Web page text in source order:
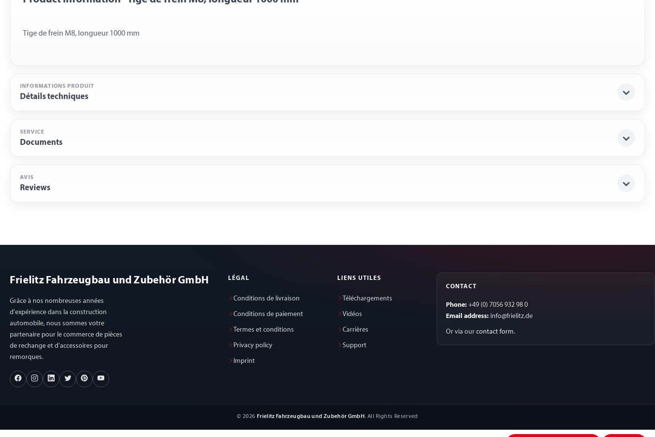
Tige de frein M8, longueur 1000 mm
INFORMATIONS PRODUIT
Détails techniques
SERVICE
Documents
AVIS
Reviews
Frielitz Fahrzeugbau und Zubehör GmbH
Grâce à nos nombreuses années
d'expérience dans la construction
automobile, nous sommes votre
partenaire pour le commerce de pièces
de rechange et d'accessoires pour
remorques.
LÉGAL
Conditions de livraison
Conditions de paiement
Termes et conditions
Privacy policy
Imprint
LIENS UTILES
Téléchargements
Vidéos
Carrières
Support
CONTACT
Phone: +49 (0) 7056 932 98 0
Email address: info@frielitz.de
Or via our contact form.
© 2026 Frielitz Fahrzeugbau und Zubehör GmbH. All Rights Reserved